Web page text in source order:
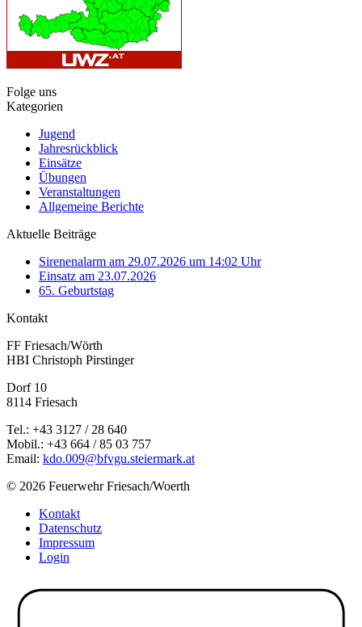
Folge uns
Kategorien
Jugend
Jahresrückblick
Einsätze
Übungen
Veranstaltungen
Allgemeine Berichte
Aktuelle Beiträge
Sirenenalarm am 29.07.2026 um 14:02 Uhr
Einsatz am 23.07.2026
65. Geburtstag
Kontakt
FF Friesach/Wörth
HBI Christoph Pirstinger
Dorf 10
8114 Friesach
Tel.: +43 3127 / 28 640
Mobil.: +43 664 / 85 03 757
Email: kdo.009@bfvgu.steiermark.at
© 2026 Feuerwehr Friesach/Woerth
Kontakt
Datenschutz
Impressum
Login